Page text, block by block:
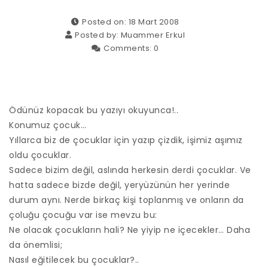
Posted on: 18 Mart 2008
Posted by: Muammer Erkul
Comments: 0
Ödünüz kopacak bu yazıyı okuyunca!..
Konumuz çocuk…
Yıllarca biz de çocuklar için yazıp çizdik, işimiz aşımız
oldu çocuklar.
Sadece bizim değil, aslında herkesin derdi çocuklar. Ve
hatta sadece bizde değil, yeryüzünün her yerinde
durum aynı. Nerde birkaç kişi toplanmış ve onların da
çoluğu çocuğu var ise mevzu bu:
Ne olacak çocukların hali? Ne yiyip ne içecekler… Daha
da önemlisi;
Nasıl eğitilecek bu çocuklar?..